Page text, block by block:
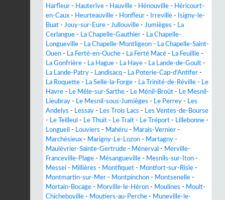
Harfleur - Hauterive - Hauville - Hénouville - Héricourt-
en-Caux - Heurteauville - Honfleur - Irreville -
Isigny-le-
Buat - Jouy-sur-Eure - Jullouville - Jumièges - La
Cerlangue - La Chapelle-Gauthier - La Chapelle-
Longueville - La Chapelle-Montligeon - La Chapelle-Saint-
Ouen - La Ferté-en-Ouche - La Ferté Macé - La Feuillie -
La Gonfrière - La Hague - La Haye - La Lande-de-Goult -
La Lande-Patry - Landisacq - La Poterie-Cap-d'Antifer -
La Roquette - La Selle-la-Forge - La Trinité-de-Réville - Le
Havre - Le Mêle-sur-Sarthe - Le Ménil-Broût - Le Mesnil-
Lieubray - Le Mesnil-sous-Jumièges - Le Perrey - Les
Andelys - Lessay - Les Trois Lacs - Les Ventes-de-Bourse
- Le Teilleul - Le Thuit - Le Trait - Le Tréport - Lillebonne -
Longueil - Louviers - Mahéru - Marais-Vernier -
Marchésieux - Marigny-Le-Lozon - Martagny -
Maulévrier-Sainte-Gertrude - Ménerval - Merville-
Franceville-Plage - Mésangueville - Mesnils-sur-Iton -
Messei - Millières - Montfiquet - Montfort-sur-Risle -
Montmartin-sur-Mer - Montpinchon - Montsenelle -
Mortain-Bocage - Morville-le-Héron - Moulines - Moult-
Chicheboville - Moutiers-au-Perche - Muneville-le-